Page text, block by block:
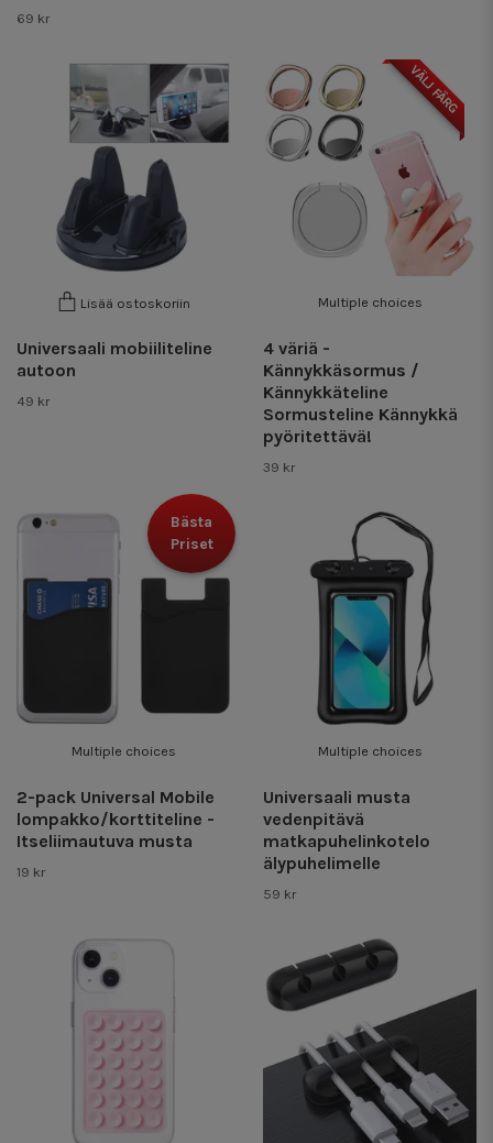
69 kr
Lisää ostoskoriin
Universaali mobiiliteline
autoon
49 kr
VÄLJ FÄRG
Multiple choices
4 väriä -
Kännykkäsormus /
Kännykkäteline
Sormusteline Kännykkä
pyöritettävä!
39 kr
Bästa
Priset
Multiple choices
2-pack Universal Mobile
lompakko/korttiteline -
Itseliimautuva musta
19 kr
Multiple choices
Universaali musta
vedenpitävä
matkapuhelinkotelo
älypuhelimelle
59 kr